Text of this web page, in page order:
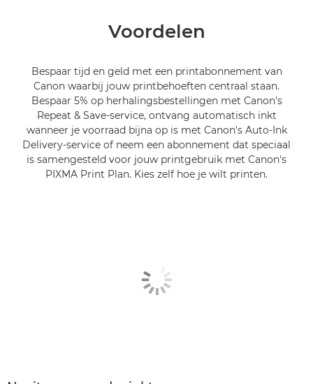
Vergelijking
Voordelen
Bespaar tijd en geld met een printabonnement van
Canon waarbij jouw printbehoeften centraal staan.
Bespaar 5% op herhalingsbestellingen met Canon's
Repeat & Save-service, ontvang automatisch inkt
wanneer je voorraad bijna op is met Canon's Auto-Ink
Delivery-service of neem een abonnement dat speciaal
is samengesteld voor jouw printgebruik met Canon's
PIXMA Print Plan. Kies zelf hoe je wilt printen.